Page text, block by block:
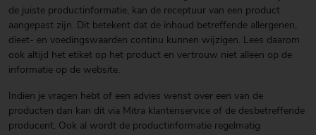
de juiste productinformatie, kan de receptuur van een product
aangepast zijn. Dit betekent dat de inhoud betreffende allergenen,
dieet- en voedingswaarden continu kunnen wijzigen. Lees daarom
ook altijd het etiket op het product en vertrouw niet alleen op de
informatie op de website.
Indien je vragen hebt of een advies wenst over een van de
producten dan kan dit via Mitra klantenservice of de desbetreffende
producent. Ook al wordt de productinformatie regelmatig